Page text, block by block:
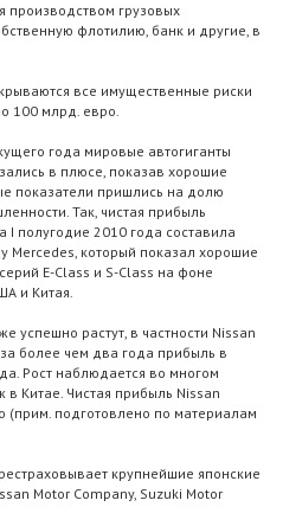
производством грузовых
флотилию, банк и другие, в
все имущественные риски
100 млрд. евро.
года мировые автогиганты
в плюсе, показав хорошие
показатели пришлись на долю
Так, чистая прибыль
I полугодие 2010 года составила
Mercedes, который показал хорошие
E-Class и S-Class на фоне
и Китая.
успешно растут, в частности Nissan
более чем два года прибыль в
Рост наблюдается во многом
Китае. Чистая прибыль Nissan
(прим. подготовлено по материалам
крупнейшие японские
Motor Company, Suzuki Motor